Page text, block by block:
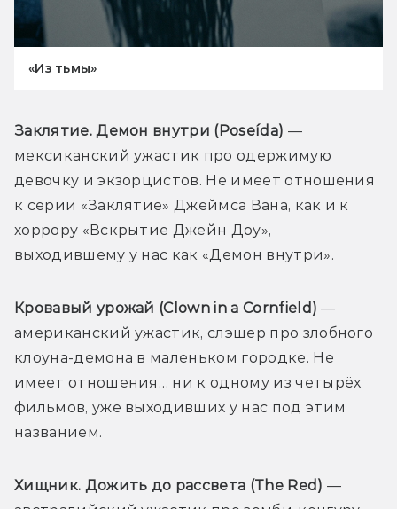
«Из тьмы»
Заклятие. Демон внутри (Poseída) —
мексиканский ужастик про одержимую
девочку и экзорцистов. Не имеет отношения
к серии «Заклятие» Джеймса Вана, как и к
хоррору «Вскрытие Джейн Доу»,
выходившему у нас как «Демон внутри».
Кровавый урожай (Clown in a Cornfield) —
американский ужастик, слэшер про злобного
клоуна-демона в маленьком городке. Не
имеет отношения… ни к одному из четырёх
фильмов, уже выходивших у нас под этим
названием.
Хищник. Дожить до рассвета (The Red) —